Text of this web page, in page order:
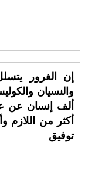
إن الغرور
والنسيان
ألف إنسان عن
أكثر من اللازم
توفيق